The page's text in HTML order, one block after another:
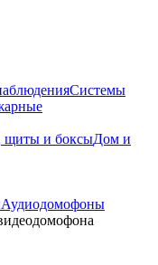
Системы
и боксыДом и
Аудиодомофоны